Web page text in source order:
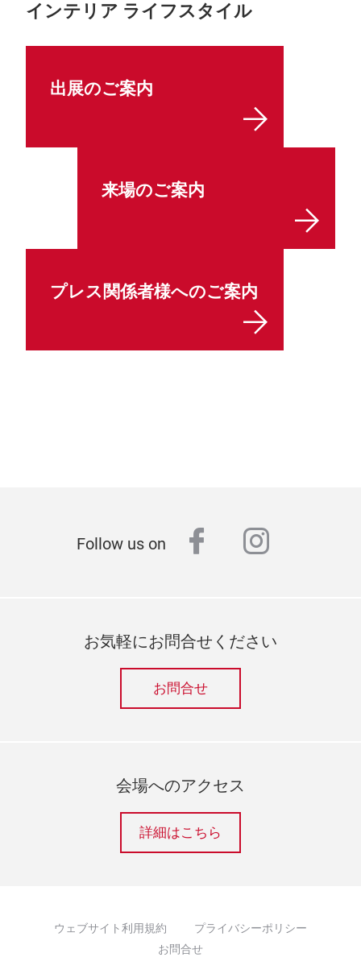
インテリア ライフスタイル
出展のご案内
来場のご案内
プレス関係者様へのご案内
Follow us on facebook
お気軽にお問合せください
お問合せ
会場へのアクセス
詳細はこちら
ウェブサイト利用規約
プライバシーポリシー
お問合せ